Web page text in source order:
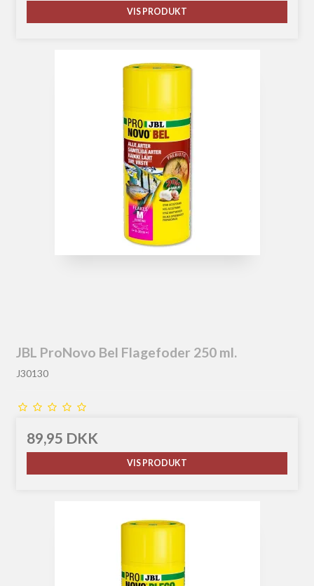
VIS PRODUKT
JBL ProNovo Bel Flagefoder 250 ml.
J30130
89,95 DKK
VIS PRODUKT